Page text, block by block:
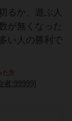
るか、遊ぶ人
が無くなった
い人の勝利で
た方
者:99999]